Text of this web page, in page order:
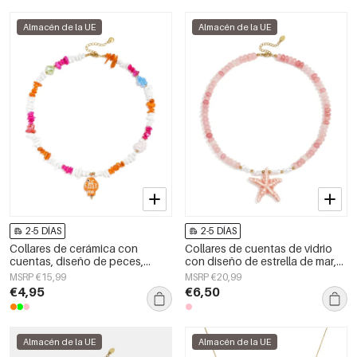
Almacén de la UE
2-5 DÍAS
Collares de cerámica con
cuentas, diseño de peces,
estilo casual y romántico para
mujer.
MSRP €15,99
€4,95
Almacén de la UE
2-5 DÍAS
Collares de cuentas de vidrio
con diseño de estrella de mar,
ideales para vacaciones o para
disfrutar de la playa. Colección
romántica para mujer.
MSRP €20,99
€6,50
Almacén de la UE Almacén de la UE